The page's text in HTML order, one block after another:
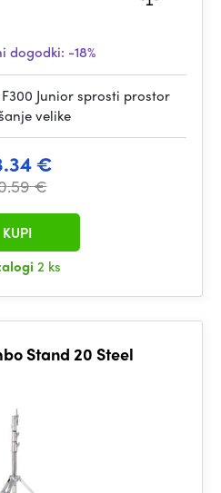
dogodki: -18%
Junior sprosti prostor
velike
€
€
2 ks
KUPI
Stand 20 Steel